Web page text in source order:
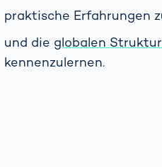
praktische Erfahrungen
und die globalen
kennenzulernen.